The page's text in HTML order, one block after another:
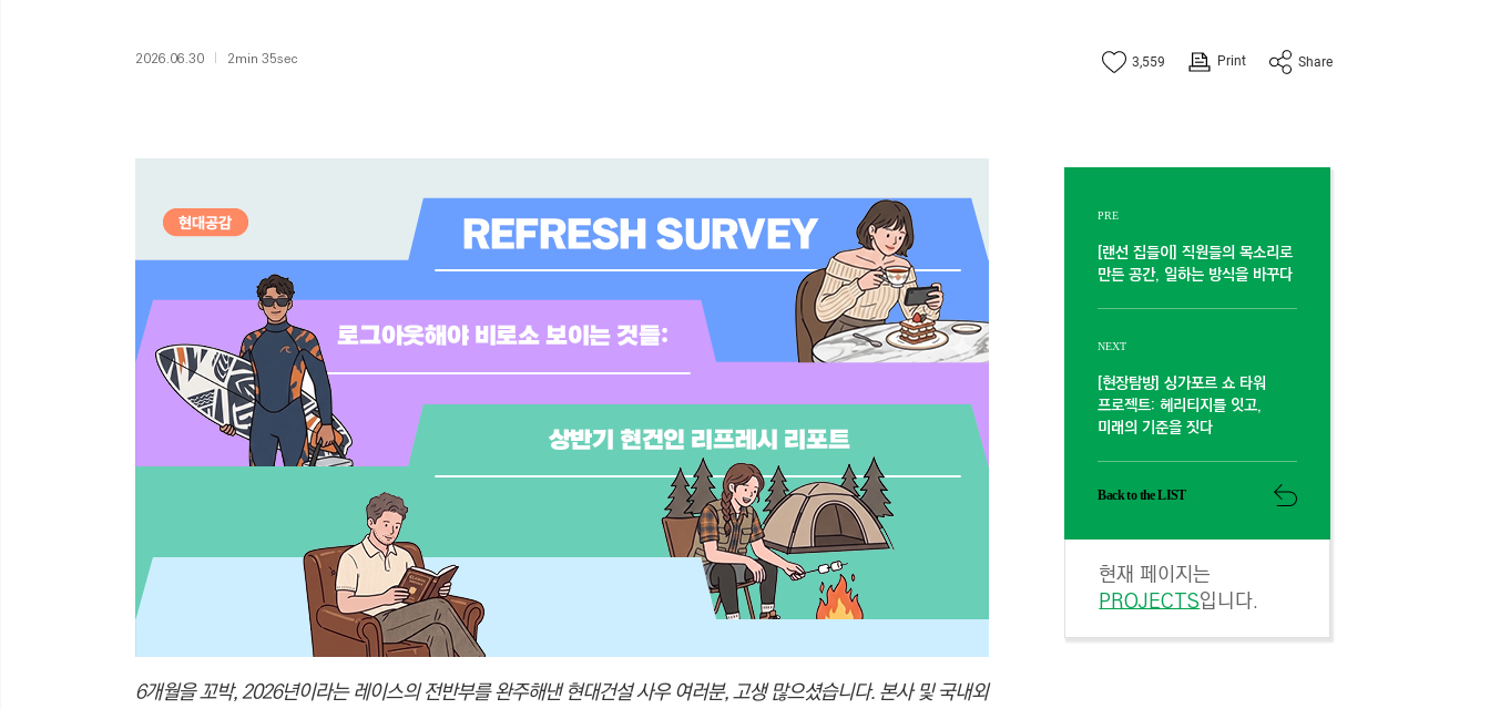
2026.06.30 2min 35sec 3,559 Print Share
6개월을 꼬박, 2026년이라는 레이스의 전반부를 완주해낸 현대건설 사우 여러분, 고생 많으셨습니다. 본사 및 국내외
PRE
[랜선 집들이] 직원들의 목소리로
만든 공간, 일하는 방식을 바꾸다
NEXT
[현장탐방] 싱가포르 쇼 타워
프로젝트: 헤리티지를 잇고,
미래의 기준을 짓다
Back to the LIST
현재 페이지는
PROJECTS입니다.